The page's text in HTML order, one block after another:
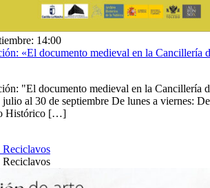
14:00
«El documento medieval en la Cancillería
"El documento medieval en la Cancillería
al 30 de septiembre De lunes a viernes: De
Histórico […]